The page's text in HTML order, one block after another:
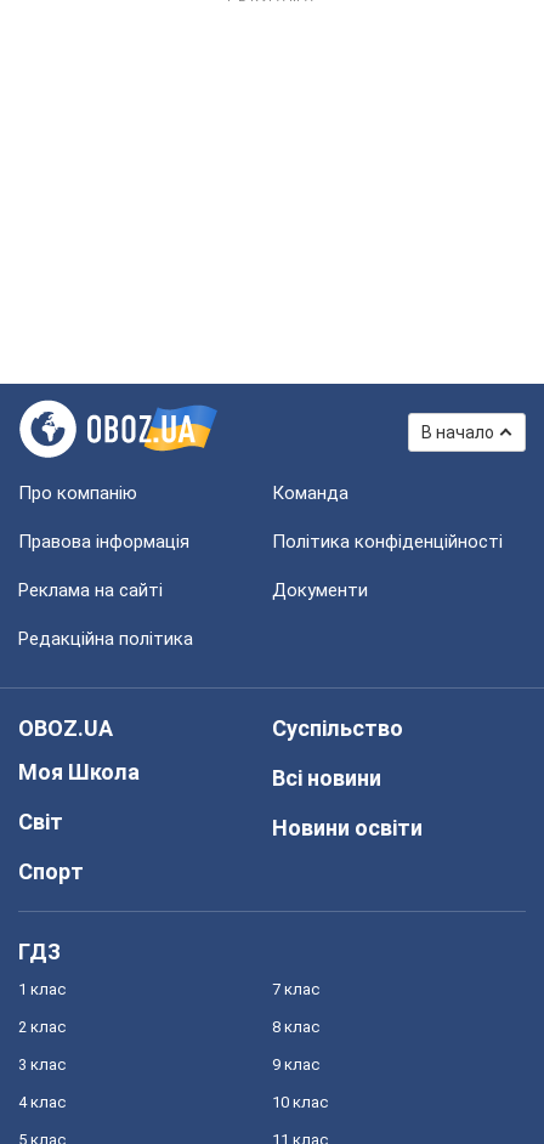
В начало
Про компанію Команда
Правова інформація Політика конфіденційності
Реклама на сайті Документи
Редакційна політика
OBOZ.UA
Моя Школа
Світ
Спорт
Суспільство
Всі новини
Новини освіти
ГДЗ
1 клас
2 клас
3 клас
4 клас
5 клас
7 клас
8 клас
9 клас
10 клас
11 клас